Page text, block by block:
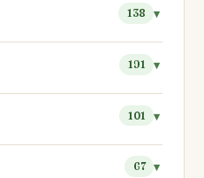
138
191
101
67